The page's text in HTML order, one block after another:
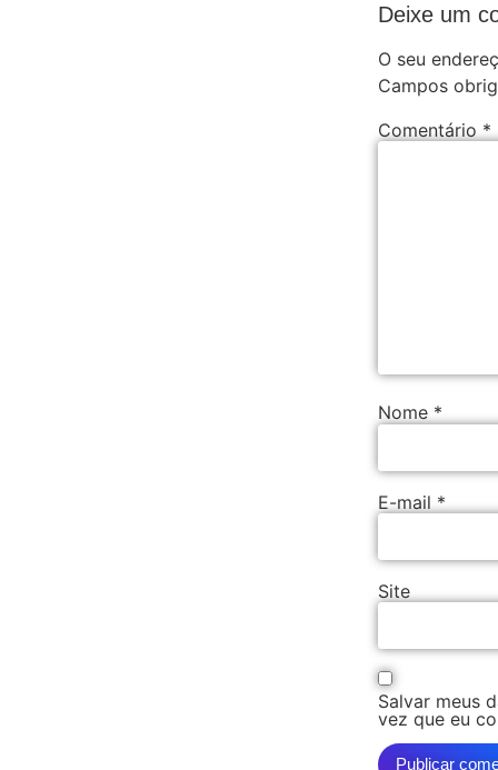
Deixe um
O seu
Campos
Comentário *
Nome *
E-mail *
Site
Salvar meus
vez que eu